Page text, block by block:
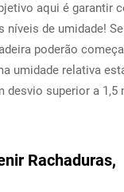
aqui é garantir
de umidade!
poderão
umidade relativa
desvio superior a 1,5
Rachaduras,